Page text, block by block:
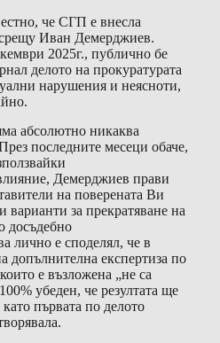
че СГП е внесла
Иван Демерджиев.
2025г., публично бе
делото на прокуратурата
нарушения и неясноти,
абсолютно никаква
последните месеци обаче,
Демерджиев прави
на поверената Ви
варианти за прекратяване на
досъдебно
лично е споделял, че в
допълнителна експертиза по
е възложена „не са
убеден, че резултата ще
първата по делото